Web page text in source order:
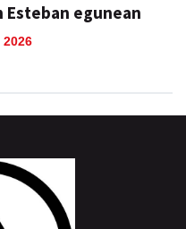
Esteban egunean
2026